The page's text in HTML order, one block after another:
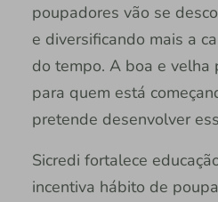
poupadores vão se
e diversificando mais a
do tempo. A boa e velha
para quem está
pretende desenvolver
Sicredi fortalece
incentiva hábito de